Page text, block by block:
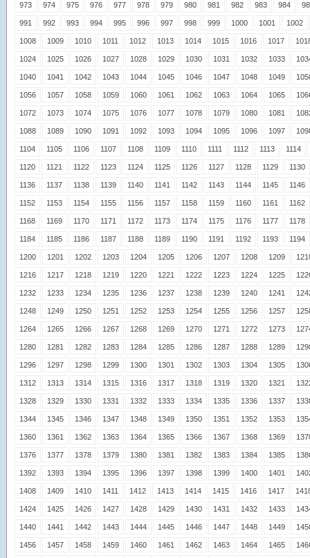
973 974 975 976 977 978 979 980 981 982 983 984
991 992 993 994 995 996 997 998 999 1000 1001 1002
1008 1009 1010 1011 1012 1013 1014 1015 1016 1017
1024 1025 1026 1027 1028 1029 1030 1031 1032 1033
1040 1041 1042 1043 1044 1045 1046 1047 1048 1049
1056 1057 1058 1059 1060 1061 1062 1063 1064 1065
1072 1073 1074 1075 1076 1077 1078 1079 1080 1081
1088 1089 1090 1091 1092 1093 1094 1095 1096 1097
1104 1105 1106 1107 1108 1109 1110 1111 1112 1113 1114
1120 1121 1122 1123 1124 1125 1126 1127 1128 1129 1130
1136 1137 1138 1139 1140 1141 1142 1143 1144 1145 1146
1152 1153 1154 1155 1156 1157 1158 1159 1160 1161 1162
1168 1169 1170 1171 1172 1173 1174 1175 1176 1177 1178
1184 1185 1186 1187 1188 1189 1190 1191 1192 1193 1194
1200 1201 1202 1203 1204 1205 1206 1207 1208 1209
1216 1217 1218 1219 1220 1221 1222 1223 1224 1225
1232 1233 1234 1235 1236 1237 1238 1239 1240 1241
1248 1249 1250 1251 1252 1253 1254 1255 1256 1257
1264 1265 1266 1267 1268 1269 1270 1271 1272 1273
1280 1281 1282 1283 1284 1285 1286 1287 1288 1289
1296 1297 1298 1299 1300 1301 1302 1303 1304 1305
1312 1313 1314 1315 1316 1317 1318 1319 1320 1321
1328 1329 1330 1331 1332 1333 1334 1335 1336 1337
1344 1345 1346 1347 1348 1349 1350 1351 1352 1353
1360 1361 1362 1363 1364 1365 1366 1367 1368 1369
1376 1377 1378 1379 1380 1381 1382 1383 1384 1385
1392 1393 1394 1395 1396 1397 1398 1399 1400 1401
1408 1409 1410 1411 1412 1413 1414 1415 1416 1417
1424 1425 1426 1427 1428 1429 1430 1431 1432 1433
1440 1441 1442 1443 1444 1445 1446 1447 1448 1449
1456 1457 1458 1459 1460 1461 1462 1463 1464 1465